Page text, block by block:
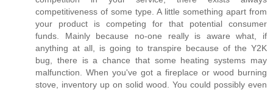
competitiveness of some type. A little something apart from
your product is competing for that potential consumer
funds. Mainly because no-one really is aware what, if
anything at all, is going to transpire because of the Y2K
bug, there is a chance that some heating systems may
malfunction. When you've got a fireplace or wood burning
stove, inventory up on solid wood. You could possibly even